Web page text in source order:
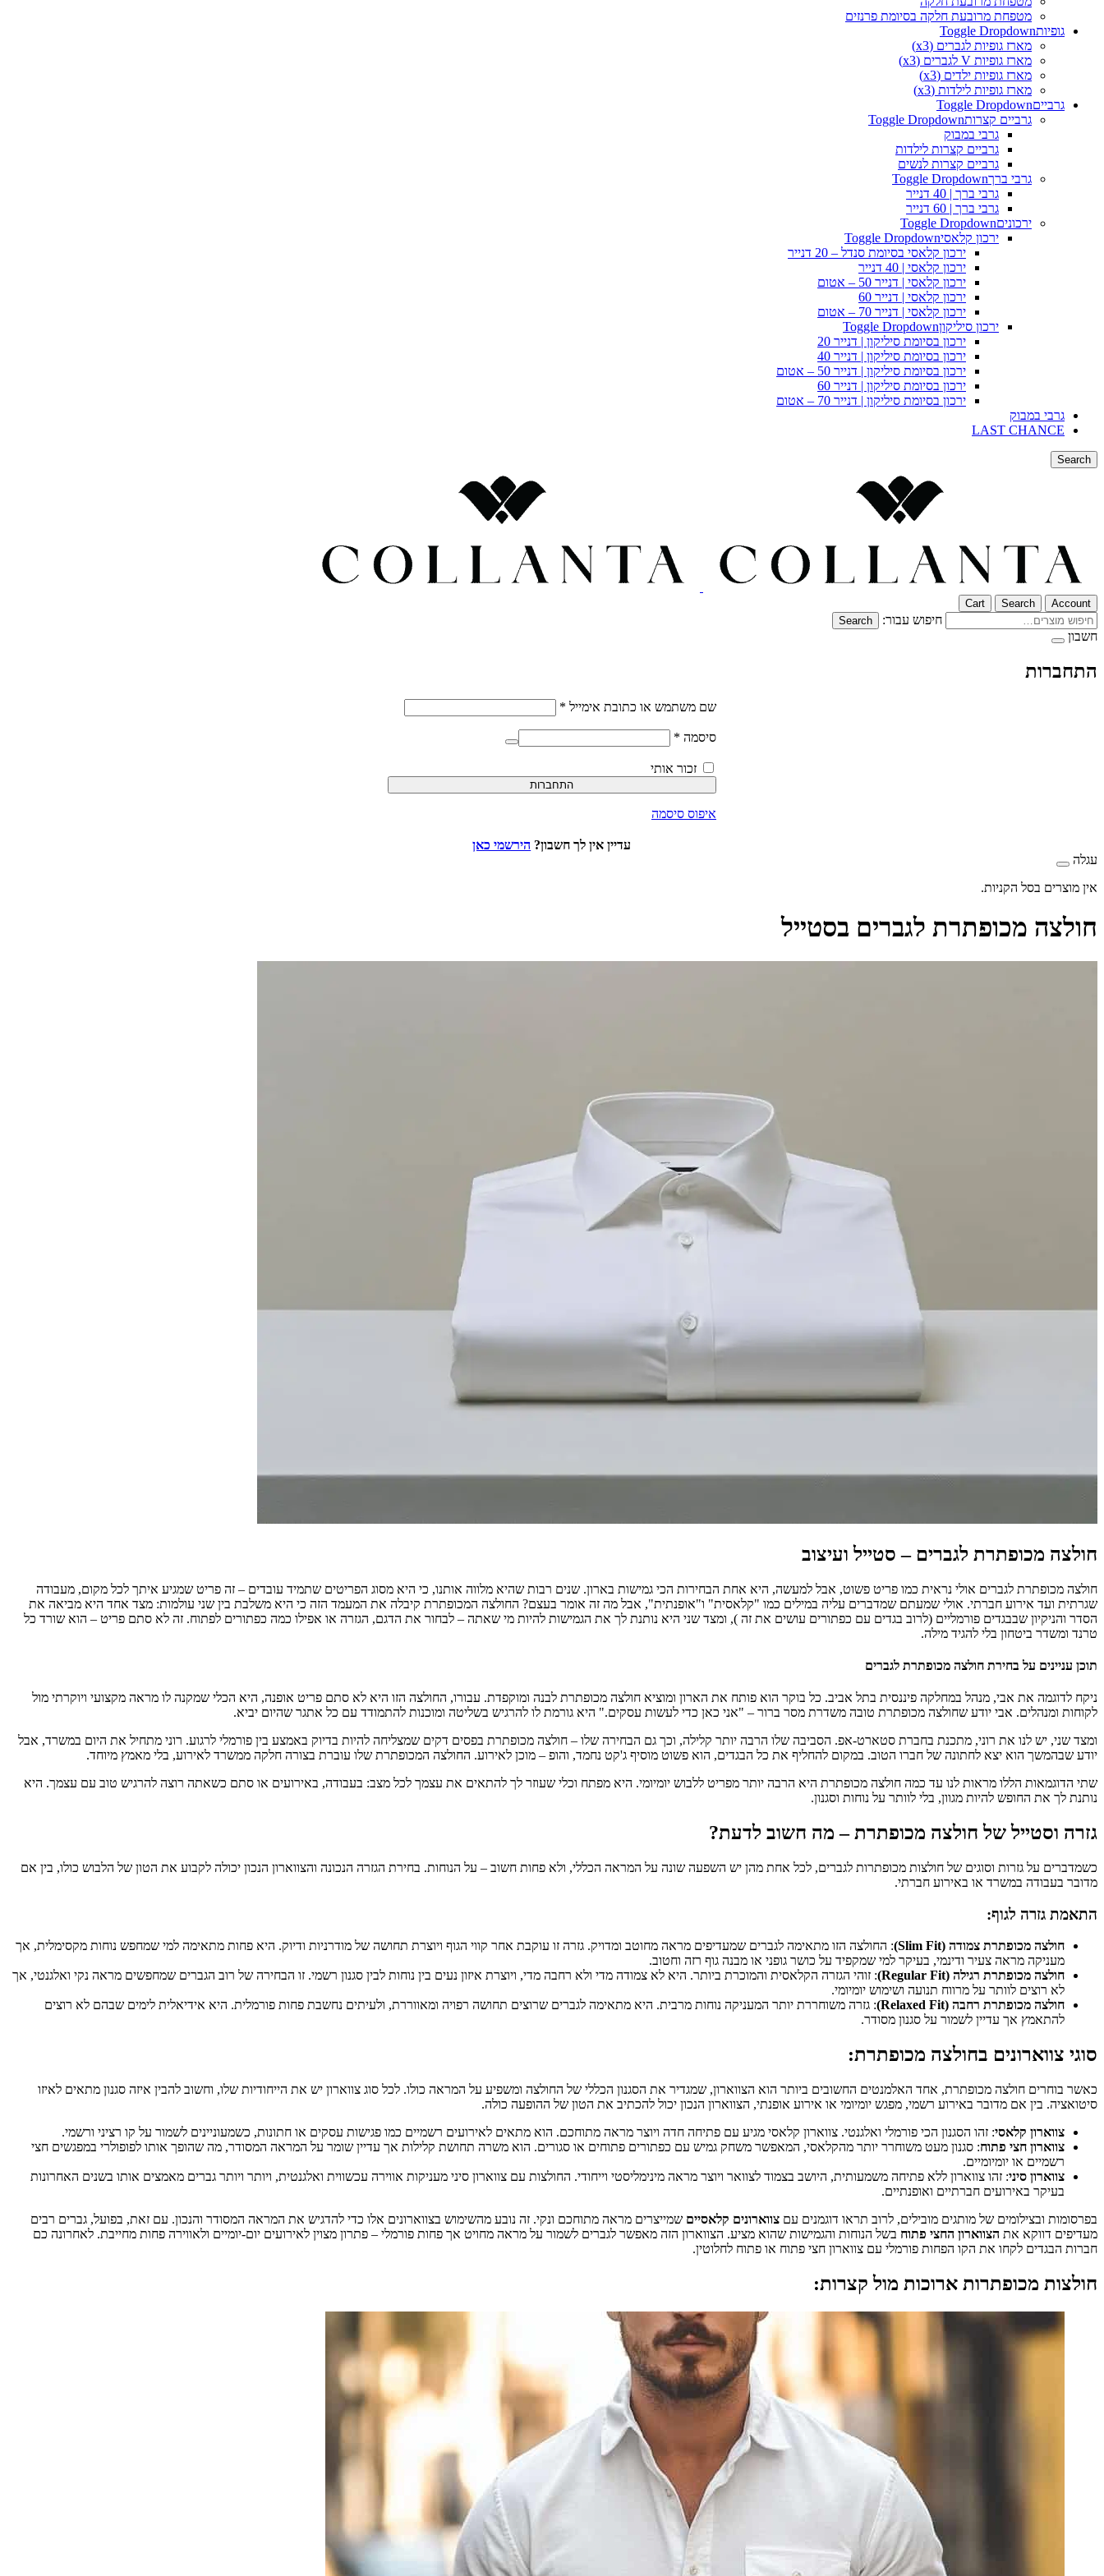
מטפחת מרובעת חלקה בסיומת פרנזים
גופיותToggle Dropdown
מארז גופיות לגברים (x3)
מארז גופיות V לגברים (x3)
מארז גופיות ילדים (x3)
מארז גופיות לילדות (x3)
גרבייםToggle Dropdown
גרביים קצרותToggle Dropdown
גרבי במבוק
גרביים קצרות לילדות
גרביים קצרות לנשים
גרבי ברךToggle Dropdown
גרבי ברך | 40 דנייר
גרבי ברך | 60 דנייר
ירכוניםToggle Dropdown
ירכון קלאסיToggle Dropdown
ירכון קלאסי בסיומת סנדל – 20 דנייר
ירכון קלאסי | 40 דנייר
ירכון קלאסי | דנייר 50 – אטום
ירכון קלאסי | דנייר 60
ירכון קלאסי | דנייר 70 – אטום
ירכון סיליקוןToggle Dropdown
ירכון בסיומת סיליקון | דנייר 20
ירכון בסיומת סיליקון | דנייר 40
ירכון בסיומת סיליקון | דנייר 50 – אטום
ירכון בסיומת סיליקון | דנייר 60
ירכון בסיומת סיליקון | דנייר 70 – אטום
גרבי במבוק
LAST CHANCE
Search
Account
Search
Cart
חיפוש עבור: Search
חשבון
התחברות
שם משתמש או כתובת אימייל *
סיסמה *
זכור אותי
התחברות
איפוס סיסמה
עדיין אין לך חשבון? הירשמי כאן
עגלה
אין מוצרים בסל הקניות.
חולצה מכופתרת לגברים בסטייל
חולצה מכופתרת לגברים – סטייל ועיצוב
חולצה מכופתרת לגברים אולי נראית כמו פריט פשוט, אבל למעשה, היא אחת הבחירות הכי גמישות בארון. שנים רבות שהיא מלווה אותנו, כי היא מסוג הפריטים שתמיד עובדים – זה פריט שמגיע איתך לכל מקום, מעבודה
שגרתית ועד אירוע חברתי. אולי שמעתם שמדברים עליה במילים כמו "קלאסית" ו"אופנתית", אבל מה זה אומר בעצם? החולצה המכופתרת קיבלה את המעמד הזה כי היא משלבת בין שני עולמות: מצד אחד היא מביאה את
הסדר והניקיון שבבגדים פורמליים (לרוב בגדים עם כפתורים עושים את זה ), ומצד שני היא נותנת לך את הגמישות להיות מי שאתה – לבחור את הדגם, הגזרה או אפילו כמה כפתורים לפתוח. זה לא סתם פריט – הוא שורד כל
טרנד ומשדר ביטחון בלי להגיד מילה.
תוכן עניינים על בחירת חולצה מכופתרת לגברים
ניקח לדוגמה את אבי, מנהל במחלקה פיננסית בתל אביב. כל בוקר הוא פותח את הארון ומוציא חולצה מכופתרת לבנה ומוקפדת. עבורו, החולצה הזו היא לא סתם פריט אופנה, היא הכלי שמקנה לו מראה מקצועי ויוקרתי מול
לקוחות ומנהלים. אבי יודע שחולצה מכופתרת טובה משדרת מסר ברור – "אני כאן כדי לעשות עסקים." היא גורמת לו להרגיש בשליטה ומוכנות להתמודד עם כל אתגר שהיום יביא.
ומצד שני, יש לנו את רוני, מתכנת בחברת סטארט-אפ. הסביבה שלו הרבה יותר קלילה, וכך גם הבחירה שלו – חולצה מכופתרת בפסים דקים שמצליחה להיות בדיוק באמצע בין פורמלי לרגוע. רוני מתחיל את היום במשרד, אבל
יודע שבהמשך הוא יצא לחתונה של חברו הטוב. במקום להחליף את כל הבגדים, הוא פשוט מוסיף ג'קט נחמד, והופ – מוכן לאירוע. החולצה המכופתרת שלו עוברת בצורה חלקה ממשרד לאירוע, בלי מאמץ מיוחד.
שתי הדוגמאות הללו מראות לנו עד כמה חולצה מכופתרת היא הרבה יותר מפריט ללבוש יומיומי. היא מפתח וכלי שעוזר לך להתאים את עצמך לכל מצב: בעבודה, באירועים או סתם כשאתה רוצה להרגיש טוב עם עצמך. היא
נותנת לך את החופש להיות מגוון, בלי לוותר על נוחות וסגנון.
גזרה וסטייל של חולצה מכופתרת – מה חשוב לדעת?
כשמדברים על גזרות וסוגים של חולצות מכופתרות לגברים, לכל אחת מהן יש השפעה שונה על המראה הכללי, ולא פחות חשוב – על הנוחות. בחירת הגזרה הנכונה והצווארון הנכון יכולה לקבוע את הטון של הלבוש כולו, בין אם
מדובר בעבודה במשרד או באירוע חברתי.
התאמת גזרה לגוף:
חולצה מכופתרת צמודה (Slim Fit)
: החולצה הזו מתאימה לגברים שמעדיפים מראה מחוטב ומדויק. גזרה זו עוקבת אחר קווי הגוף ויוצרת תחושה של מודרניות ודיוק. היא פחות מתאימה למי שמחפש נוחות מקסימלית, אך
מעניקה מראה צעיר ודינמי, בעיקר למי שמקפיד על כושר גופני או מבנה גוף רזה וחטוב.
חולצה מכופתרת רגילה (Regular Fit)
: זוהי הגזרה הקלאסית והמוכרת ביותר. היא לא צמודה מדי ולא רחבה מדי, ויוצרת איזון נעים בין נוחות לבין סגנון רשמי. זו הבחירה של רוב הגברים שמחפשים מראה נקי ואלגנטי, אך
לא רוצים לוותר על מרווח תנועה ושימוש יומיומי.
חולצה מכופתרת רחבה (Relaxed Fit)
: גזרה משוחררת יותר המעניקה נוחות מרבית. היא מתאימה לגברים שרוצים תחושה רפויה ומאווררת, ולעיתים נחשבת פחות פורמלית. היא אידיאלית לימים שבהם לא רוצים
להתאמץ אך עדיין לשמור על סגנון מסודר.
סוגי צווארונים בחולצה מכופתרת:
כאשר בוחרים חולצה מכופתרת, אחד האלמנטים החשובים ביותר הוא הצווארון, שמגדיר את הסגנון הכללי של החולצה ומשפיע על המראה כולו. לכל סוג צווארון יש את הייחודיות שלו, וחשוב להבין איזה סגנון מתאים לאיזו
סיטואציה. בין אם מדובר באירוע רשמי, מפגש יומיומי או אירוע אופנתי, הצווארון הנכון יכול להכתיב את הטון של ההופעה כולה.
צווארון קלאסי: זהו הסגנון הכי פורמלי ואלגנטי. צווארון קלאסי מגיע עם פתיחה חדה ויוצר מראה מתוחכם. הוא מתאים לאירועים רשמיים כמו פגישות עסקים או חתונות, כשמעוניינים לשמור על קו רציני ורשמי.
צווארון חצי פתוח: סגנון מעט משוחרר יותר מהקלאסי, המאפשר משחק גמיש עם כפתורים פתוחים או סגורים. הוא משרה תחושת קלילות אך עדיין שומר על המראה המסודר, מה שהופך אותו לפופולרי במפגשים חצי
רשמיים או יומיומיים.
צווארון סיני: זהו צווארון ללא פתיחה משמעותית, היושב בצמוד לצוואר ויוצר מראה מינימליסטי וייחודי. החולצות עם צווארון סיני מעניקות אווירה עכשווית ואלגנטית, ויותר ויותר גברים מאמצים אותו בשנים האחרונות
בעיקר באירועים חברתיים ואופנתיים.
בפרסומות ובצילומים של מותגים מובילים, לרוב תראו דוגמנים עם צווארונים קלאסיים שמייצרים מראה מתוחכם ונקי. זה נובע מהשימוש בצווארונים אלו כדי להדגיש את המראה המסודר והנכון. עם זאת, בפועל, גברים רבים
מעדיפים דווקא את הצווארון החצי פתוח בשל הנוחות והגמישות שהוא מציע. הצווארון הזה מאפשר לגברים לשמור על מראה מחויט אך פחות פורמלי – פתרון מצוין לאירועים יום-יומיים ולאווירה פחות מחייבת. לאחרונה כם
חברות הבגדים לקחו את הקו הפחות פורמלי עם צווארון חצי פתוח או פתוח לחלוטין.
חולצות מכופתרות ארוכות מול קצרות: